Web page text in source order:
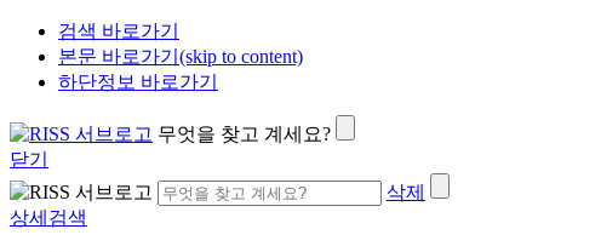
검색 바로가기
본문 바로가기(skip to content)
하단정보 바로가기
무엇을 찾고 계세요?
닫기
삭제
상세검색